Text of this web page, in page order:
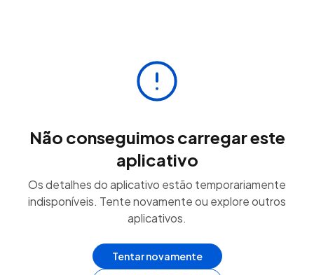
Não conseguimos carregar este
aplicativo
Os detalhes do aplicativo estão temporariamente
indisponíveis. Tente novamente ou explore outros
aplicativos.
Tentar novamente